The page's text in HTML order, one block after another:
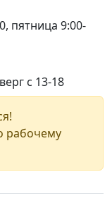
пятница 9:00-
с 13-18
рабочему